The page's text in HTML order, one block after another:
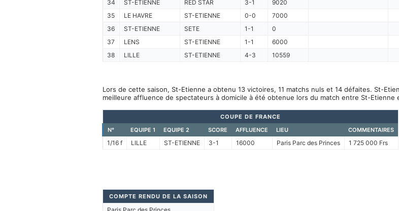
34
ST-ETIENNE RED STAR 3-1 9020
35
LE HAVRE ST-ETIENNE 0-0 7000
36
ST-ETIENNE SETE 1-1 0
37
LENS ST-ETIENNE 1-1 6000
38
LILLE ST-ETIENNE 4-3 10559
Lors de cette saison, St-Etienne a obtenu 13 victoires, 11 matchs nuls et 14 défaites. St-
meilleure affluence de spectateurs à domicile à été obtenue lors du match entre St-Etienne
COUPE DE FRANCE
N°
EQUIPE 1 EQUIPE 2 SCORE AFFLUENCE LIEU COMMENTAIRES
1/16 f LILLE ST-ETIENNE 3-1 16000 Paris Parc des Princes 1 725 000 Frs
COMPTE RENDU DE LA SAISON